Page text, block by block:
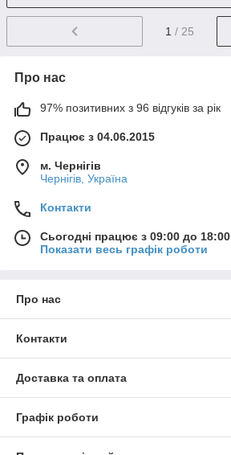
1 / 25
Про нас
97% позитивних з 96 відгуків за рік
Працює з 04.06.2015
м. Чернігів
Чернігів, Україна
Контакти
Сьогодні працює з 09:00 до 18:00
Показати весь графік роботи
Про нас
Контакти
Доставка та оплата
Графік роботи